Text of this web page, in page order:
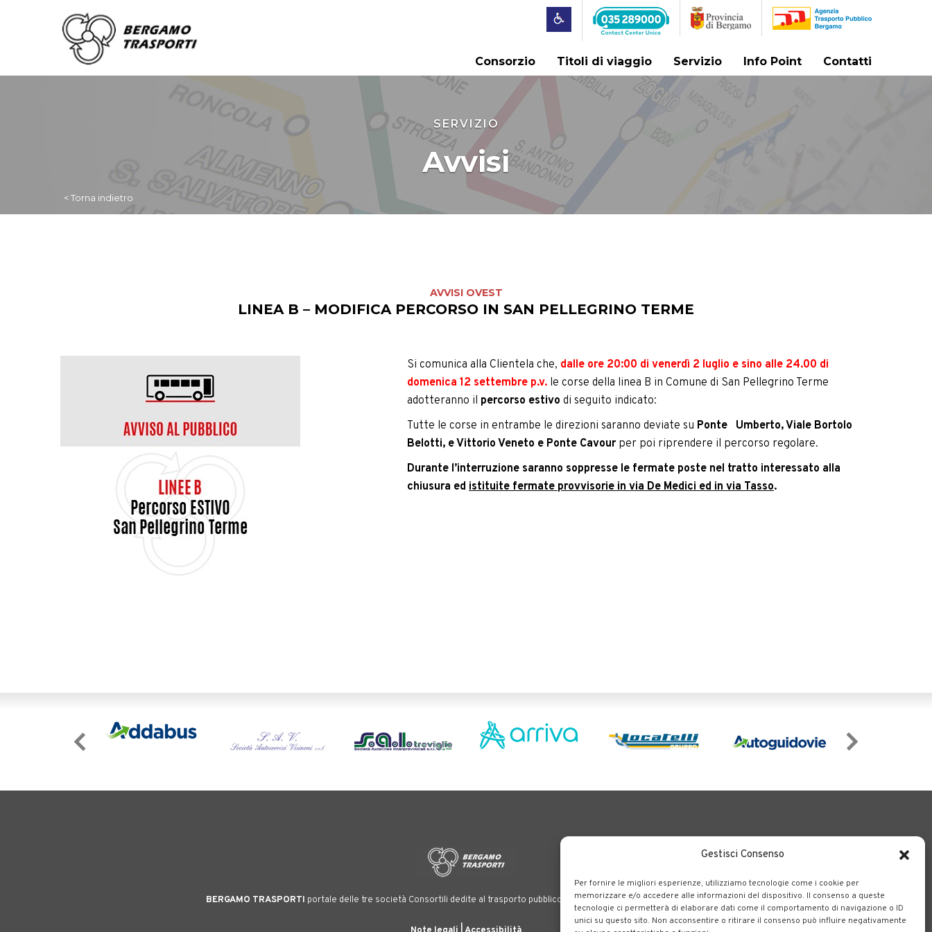
Gestisci Consenso
Per fornire le migliori esperienze, utilizziamo tecnologie come i cookie per
memorizzare e/o accedere alle informazioni del dispositivo. Il consenso a queste
tecnologie ci permetterà di elaborare dati come il comportamento di navigazione o ID
unici su questo sito. Non acconsentire o ritirare il consenso può influire negativamente
Consorzio Titoli di viaggio Servizio Info Point Contatti
SERVIZIO
Avvisi
< Torna indietro
AVVISI OVEST
LINEA B – MODIFICA PERCORSO IN SAN PELLEGRINO TERME
Si comunica alla Clientela che, dalle ore 20:00 di venerdì 2 luglio e sino alle 24.00 di
domenica 12 settembre p.v. le corse della linea B in Comune di San Pellegrino Terme
adotteranno il percorso estivo di seguito indicato:
Tutte le corse in entrambe le direzioni saranno deviate su Ponte
Umberto, Viale Bortolo
Belotti, e Vittorio Veneto e Ponte Cavour per poi riprendere il percorso regolare.
Durante l’interruzione saranno soppresse le fermate poste nel tratto interessato alla
chiusura ed istituite fermate provvisorie in via De Medici ed in via Tasso.
BERGAMO TRASPORTI portale delle tre società Consortili dedite al trasporto pubblico locale su tutto il territorio bergamasco.